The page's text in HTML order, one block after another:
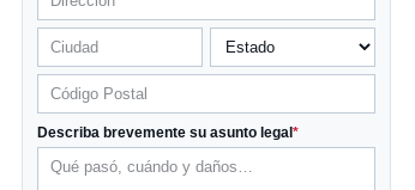
Describa brevemente su asunto legal *